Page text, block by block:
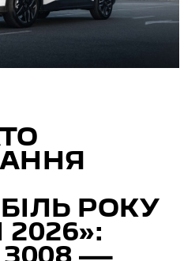
РОКУ
2026»: